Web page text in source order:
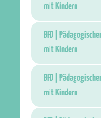
mit Kindern
BFD |
mit Kindern
BFD |
mit Kindern